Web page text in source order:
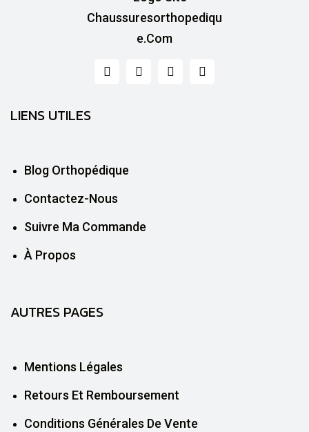
LIENS UTILES
Blog Orthopédique
Contactez-Nous
Suivre Ma Commande
À Propos
AUTRES PAGES
Mentions Légales
Retours Et Remboursement
Conditions Générales De Vente